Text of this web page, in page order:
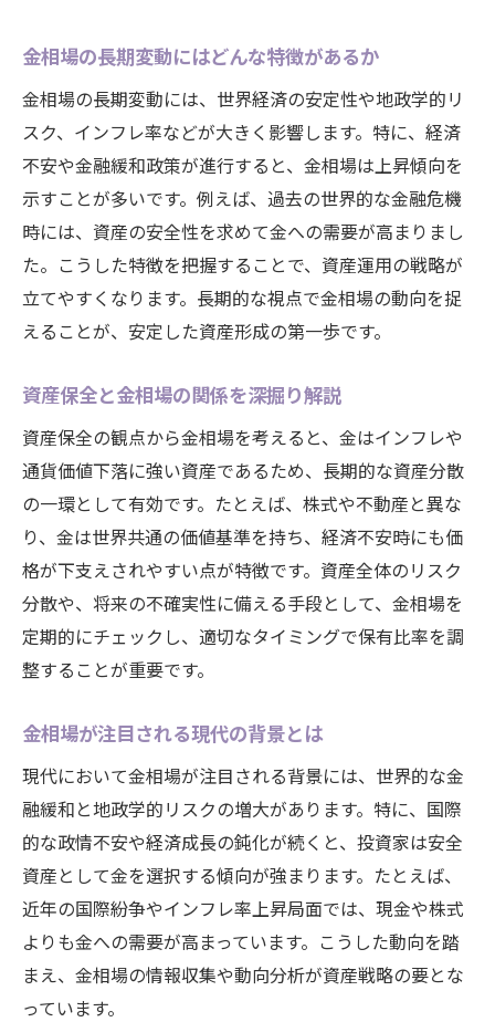
地元経済が金相場へ与える影響を分析
大府市の資産運用に金相場が重要な理由
金相場の地域性とサービス選択のヒント
金相場に強い注目が集まる地元の背景
地域視点で考える金相場の活用法
経済変動が金相場へ与える影響を解説
世界経済の変動と金相場の関係性を解説
金相場はどんな経済イベントに反応するか
インフレ時代における金相場の強みとは
経済不安が金相場にもたらす変化とは
金相場と為替の影響について考える
安定資産を求めるなら金相場が有力な理由
金相場が安定資産として選ばれる根拠
歴史的に見た金相場の資産保全力
初心者にも金相場が注目される理由
長期保有で期待される金相場のメリット
金相場を活用した安定運用のヒント
地元経済と金相場の関係性を読み解く
地元経済の動向が金相場に与える影響
大府市の産業と金相場の関連を探る
地域活性化と金相場の密接な関係とは
経済成長による金相場の変動を解説
地元金融サービスと金相場の選び方
金相場を通じて地域経済を考える
金相場の長期変動にはどんな特徴があるか
金相場の長期変動には、世界経済の安定性や地政学的リ
スク、インフレ率などが大きく影響します。特に、経済
不安や金融緩和政策が進行すると、金相場は上昇傾向を
示すことが多いです。例えば、過去の世界的な金融危機
時には、資産の安全性を求めて金への需要が高まりまし
た。こうした特徴を把握することで、資産運用の戦略が
立てやすくなります。長期的な視点で金相場の動向を捉
えることが、安定した資産形成の第一歩です。
資産保全と金相場の関係を深掘り解説
資産保全の観点から金相場を考えると、金はインフレや
通貨価値下落に強い資産であるため、長期的な資産分散
の一環として有効です。たとえば、株式や不動産と異な
り、金は世界共通の価値基準を持ち、経済不安時にも価
格が下支えされやすい点が特徴です。資産全体のリスク
分散や、将来の不確実性に備える手段として、金相場を
定期的にチェックし、適切なタイミングで保有比率を調
整することが重要です。
金相場が注目される現代の背景とは
現代において金相場が注目される背景には、世界的な金
融緩和と地政学的リスクの増大があります。特に、国際
的な政情不安や経済成長の鈍化が続くと、投資家は安全
資産として金を選択する傾向が強まります。たとえば、
近年の国際紛争やインフレ率上昇局面では、現金や株式
よりも金への需要が高まっています。こうした動向を踏
まえ、金相場の情報収集や動向分析が資産戦略の要とな
っています。